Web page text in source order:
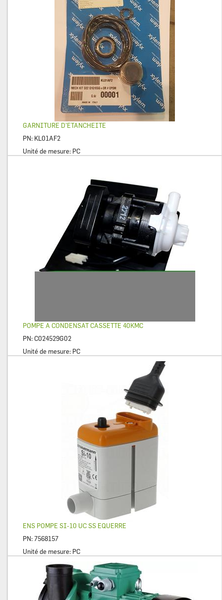
GARNITURE D’ETANCHEITE
PN: KL01AF2
Unité de mesure: PC
POMPE A CONDENSAT CASSETTE 40KMC
PN:C024529G02
Unité de mesure: PC
ENS POMPE SI-10 UC SS EQUERRE
PN:7568157
Unité de mesure: PC